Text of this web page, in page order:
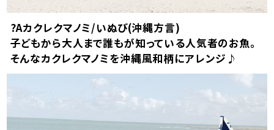
?Aカクレクマノミ/いぬび(沖縄方言)
子どもから大人まで誰もが知っている人気者のお魚。
そんなカクレクマノミを沖縄風和柄にアレンジ♪